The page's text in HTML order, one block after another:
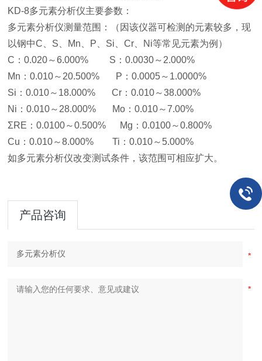
KD-8多元素分析仪主要参数：
多元素分析仪测量范围：（因该仪器可检测的元素较多，现
以钢中C、S、Mn、P、Si、Cr、Ni等常见元素为例）
C：0.020～6.000% S：0.0030～2.000%
Mn：0.010～20.500% P：0.0005～1.0000%
Si：0.010～18.000% Cr：0.010～38.000%
Ni：0.010～28.000% Mo：0.010～7.00%
ΣRE：0.0100～0.500% Mg：0.0100～0.800%
Cu：0.010～8.000% Ti：0.010～5.000%
如多元素分析仪改变测试条件，该范围可相应扩大。
产品咨询